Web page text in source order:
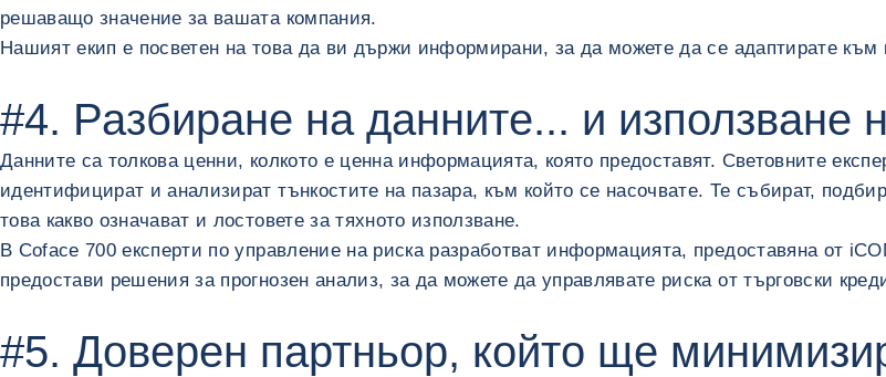
решаващо значение за вашата компания.
Нашият екип е посветен на това да ви държи информирани, за да можете да се адаптирате към
#4. Разбиране на данните... и използване
Данните са толкова ценни, колкото е ценна информацията, която предоставят. Световните
идентифицират и анализират тънкостите на пазара, към който се насочвате. Те събират,
това какво означават и лостовете за тяхното използване.
В Coface 700 експерти по управление на риска разработват информацията, предоставяна от
предостави решения за прогнозен анализ, за ​​да можете да управлявате риска от търговски
#5. Доверен партньор, който ще